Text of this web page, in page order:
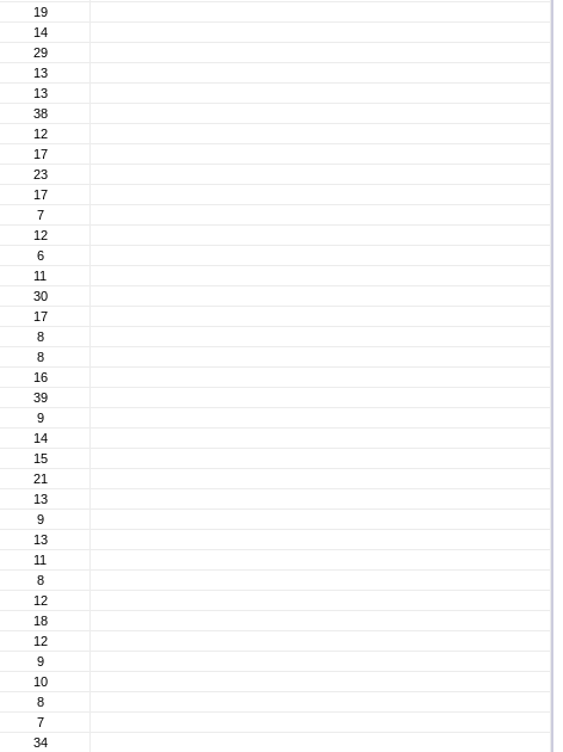
19
14
29
13
13
38
12
17
23
17
7
12
6
11
30
17
8
8
16
39
9
14
15
21
13
9
13
11
8
12
18
12
9
10
8
7
34